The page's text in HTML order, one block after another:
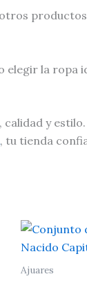
elegir la
y
, tu tienda
Ajuares